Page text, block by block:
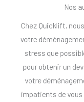
Nos
Chez Quicklift,
votre
stress que
pour obtenir un
votre
impatients de